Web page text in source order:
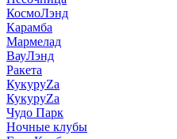
КосмоЛэнд
Карамба
Мармелад
ВауЛэнд
Ракета
КукуруZа
КукуруZа
Чудо Парк
Ночные клубы